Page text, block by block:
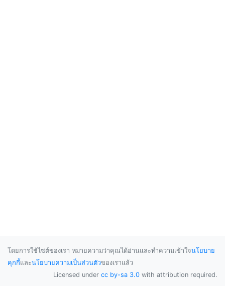
โดยการใช้ไซต์ของเรา หมายความว่าคุณได้อ่านและทำความเข้าใจนโยบาย
คุกกี้และนโยบายความเป็นส่วนตัวของเราแล้ว
Licensed under cc by-sa 3.0 with attribution required.